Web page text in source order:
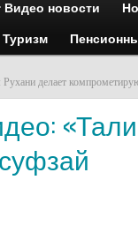
Видео новости
Туризм
Рухани делает